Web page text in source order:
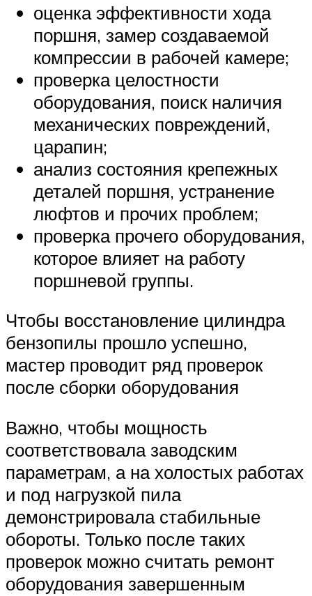
оценка эффективности хода
поршня, замер создаваемой
компрессии в рабочей камере;
проверка целостности
оборудования, поиск наличия
механических повреждений,
царапин;
анализ состояния крепежных
деталей поршня, устранение
люфтов и прочих проблем;
проверка прочего оборудования,
которое влияет на работу
поршневой группы.
Чтобы восстановление цилиндра
бензопилы прошло успешно,
мастер проводит ряд проверок
после сборки оборудования
Важно, чтобы мощность
соответствовала заводским
параметрам, а на холостых работах
и под нагрузкой пила
демонстрировала стабильные
обороты. Только после таких
проверок можно считать ремонт
оборудования завершенным